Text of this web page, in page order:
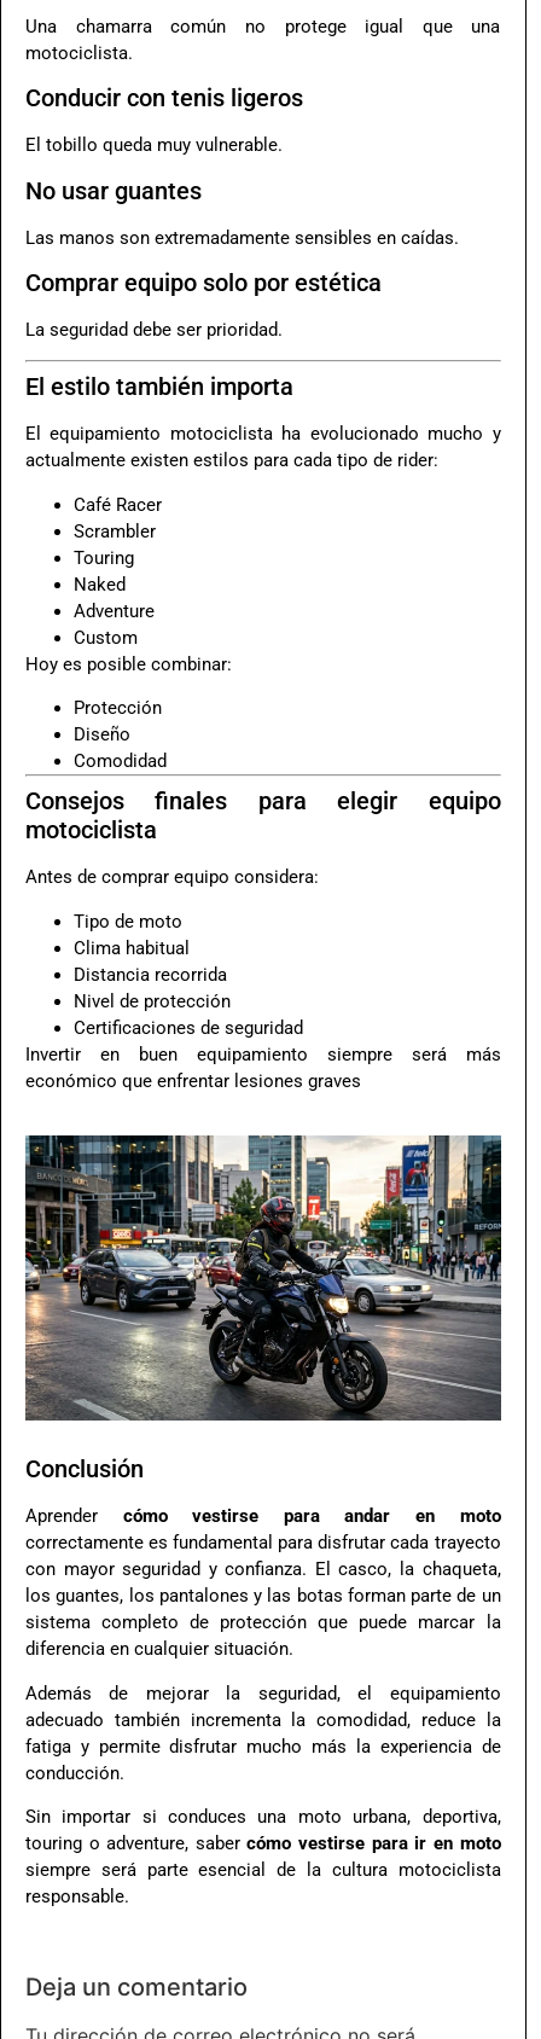
Una chamarra común no protege igual que una
motociclista.
Conducir con tenis ligeros
El tobillo queda muy vulnerable.
No usar guantes
Las manos son extremadamente sensibles en caídas.
Comprar equipo solo por estética
La seguridad debe ser prioridad.
El estilo también importa
El equipamiento motociclista ha evolucionado mucho y
actualmente existen estilos para cada tipo de rider:
Café Racer
Scrambler
Touring
Naked
Adventure
Custom
Hoy es posible combinar:
Protección
Diseño
Comodidad
Consejos finales para elegir equipo
motociclista
Antes de comprar equipo considera:
Tipo de moto
Clima habitual
Distancia recorrida
Nivel de protección
Certificaciones de seguridad
Invertir en buen equipamiento siempre será más
económico que enfrentar lesiones graves
Conclusión
Aprender cómo vestirse para andar en moto
correctamente es fundamental para disfrutar cada trayecto
con mayor seguridad y confianza. El casco, la chaqueta,
los guantes, los pantalones y las botas forman parte de un
sistema completo de protección que puede marcar la
diferencia en cualquier situación.
Además de mejorar la seguridad, el equipamiento
adecuado también incrementa la comodidad, reduce la
fatiga y permite disfrutar mucho más la experiencia de
conducción.
Sin importar si conduces una moto urbana, deportiva,
touring o adventure, sabercómo vestirse para ir en moto
siempre será parte esencial de la cultura motociclista
responsable.
Deja un comentario